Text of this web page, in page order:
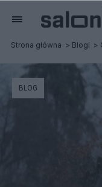
Strona główna Blogi
BLOG